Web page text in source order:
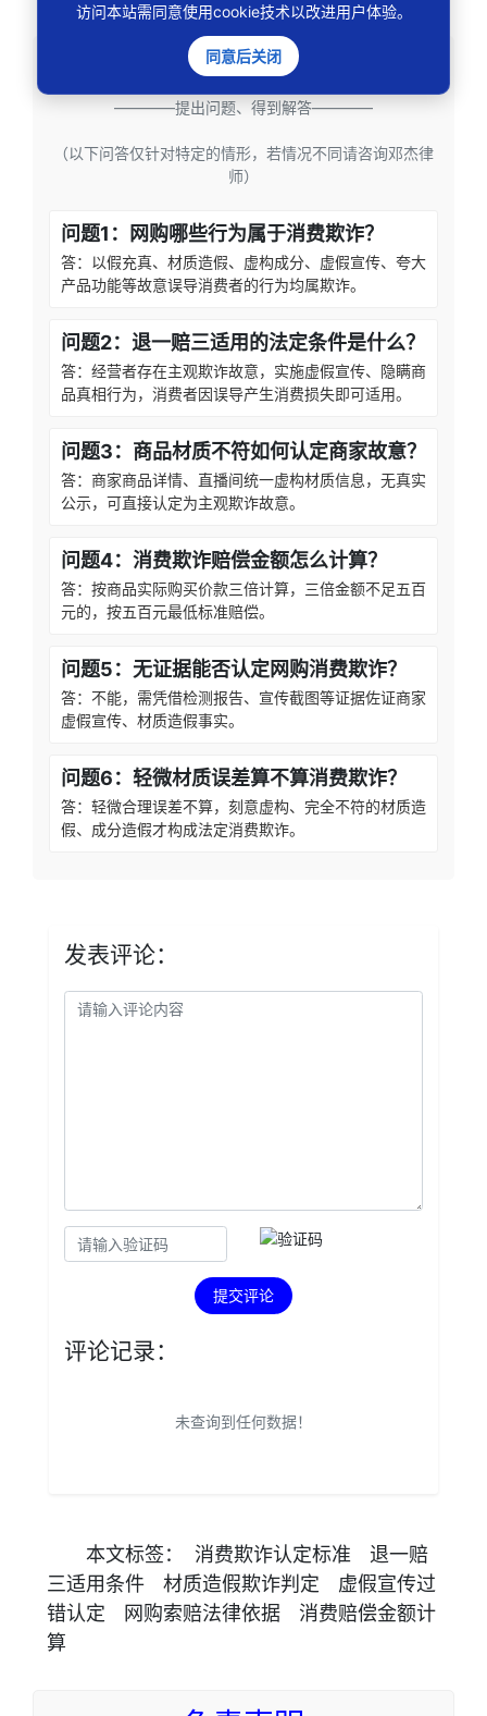
问疑解惑
————提出问题、得到解答————
（以下问答仅针对特定的情形，若情况不同请咨询邓杰律
师）
问题1：网购哪些行为属于消费欺诈？
答：以假充真、材质造假、虚构成分、虚假宣传、夸大
产品功能等故意误导消费者的行为均属欺诈。
问题2：退一赔三适用的法定条件是什么？
答：经营者存在主观欺诈故意，实施虚假宣传、隐瞒商
品真相行为，消费者因误导产生消费损失即可适用。
问题3：商品材质不符如何认定商家故意？
答：商家商品详情、直播间统一虚构材质信息，无真实
公示，可直接认定为主观欺诈故意。
问题4：消费欺诈赔偿金额怎么计算？
答：按商品实际购买价款三倍计算，三倍金额不足五百
元的，按五百元最低标准赔偿。
问题5：无证据能否认定网购消费欺诈？
答：不能，需凭借检测报告、宣传截图等证据佐证商家
虚假宣传、材质造假事实。
问题6：轻微材质误差算不算消费欺诈？
答：轻微合理误差不算，刻意虚构、完全不符的材质造
假、成分造假才构成法定消费欺诈。
发表评论：
提交评论
评论记录：
未查询到任何数据！
本文标签： 消费欺诈认定标准
退一赔
三适用条件
材质造假欺诈判定
虚假宣传过
错认定
网购索赔法律依据
消费赔偿金额计
算
访问本站需同意使用cookie技术以改进用户体验。
同意后关闭